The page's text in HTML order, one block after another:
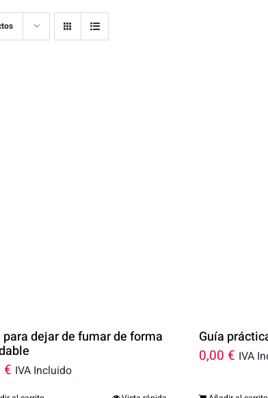
para dejar de fumar de forma
€ IVA Incluido
Guía
0,00 € IVA